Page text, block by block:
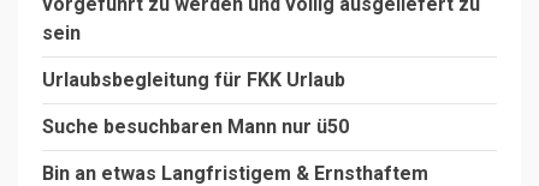
sein
Urlaubsbegleitung für FKK Urlaub
Suche besuchbaren Mann nur ü50
Bin an etwas Langfristigem & Ernsthaftem